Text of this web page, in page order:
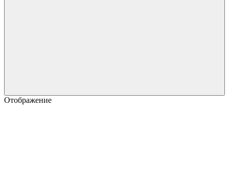
Отображение